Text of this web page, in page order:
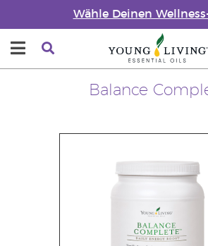
Wähle Deinen
Balance